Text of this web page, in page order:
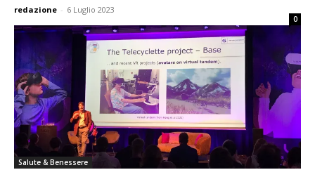
redazione - 6 Luglio 2023
0
Salute & Benessere